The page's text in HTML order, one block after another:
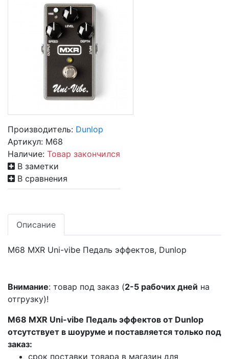
Производитель: Dunlop
Артикул: M68
Наличие: Товар закончился
В заметки
В сравнения
Описание
M68 MXR Uni-vibe Педаль эффектов, Dunlop
Внимание: товар под заказ (2-5 рабочих дней на
отгрузку)!
M68 MXR Uni-vibe Педаль эффектов от Dunlop
отсутствует в шоуруме и поставляется только под
заказ:
срок поставки товара в магазин для